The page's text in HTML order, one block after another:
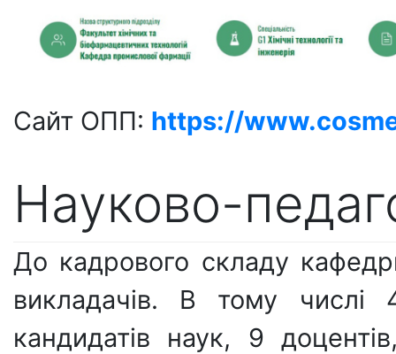
Сайт ОПП: https://
Науково-
До кадрового складу
викладачів. В тому
кандидатів наук, 9